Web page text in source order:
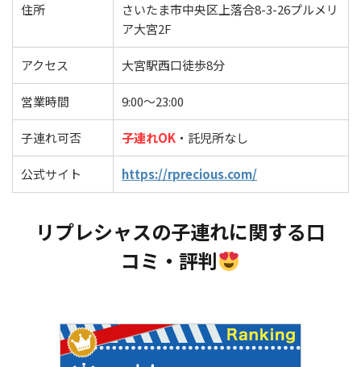
住所
さいたま市中央区上落合8-3-26プルメリ
ア大宮2F
アクセス 大宮駅西口徒歩8分
営業時間 9:00〜23:00
子連れ可否 子連れOK ・託児所なし
公式サイト https://rprecious.com/
リプレシャスの子連れに関する口
コミ・評判